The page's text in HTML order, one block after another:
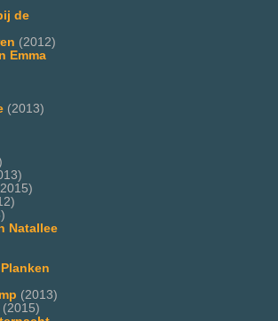
de
(2012)
Emma
(2013)
Natallee
(2013)
(2015)